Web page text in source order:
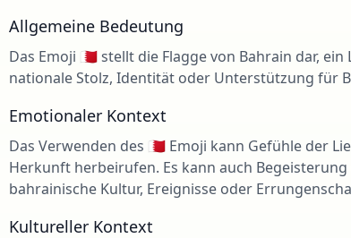
Allgemeine Bedeutung
Das Emoji 🇧🇭 stellt die Flagge von Bahrain dar,
nationale Stolz, Identität oder Unterstützung für
Emotionaler Kontext
Das Verwenden des 🇧🇭 Emoji kann Gefühle der
Herkunft herbeirufen. Es kann auch
bahrainische Kultur, Ereignisse oder
Kultureller Kontext